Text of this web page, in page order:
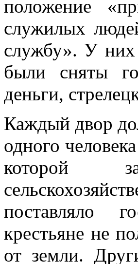
положение
служилых
службу». У них
были сня­ты
день­ги,
Каждый двор
одного
которой
поставляло
крестьяне не
от земли.